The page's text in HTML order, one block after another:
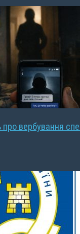
вербування